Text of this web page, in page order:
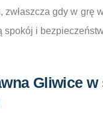
gdy w grę
i
Gliwice w